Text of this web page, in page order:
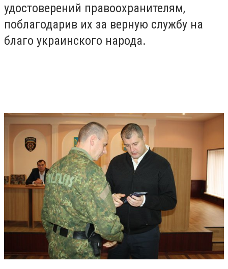
удостоверений правоохранителям,
поблагодарив их за верную службу на
благо украинского народа.